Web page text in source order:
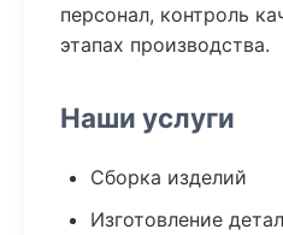
персонал, контроль
этапах производства.
Наши услуги
Сборка изделий
Изготовление